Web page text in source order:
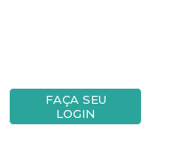
FAÇA SEU
LOGIN